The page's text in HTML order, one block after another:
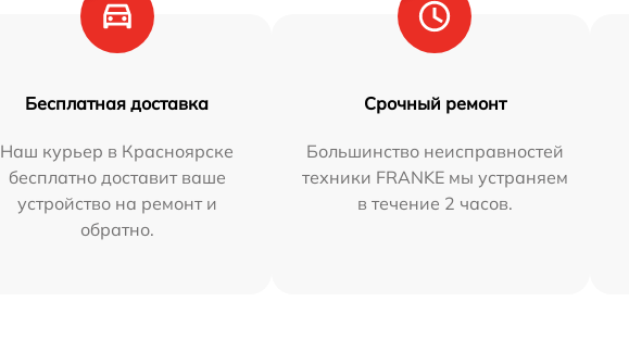
Бесплатная доставка
Наш курьер в Красноярске
бесплатно доставит ваше
устройство на ремонт и
обратно.
Срочный ремонт
Большинство неисправностей
техники FRANKE мы устраняем
в течение 2 часов.